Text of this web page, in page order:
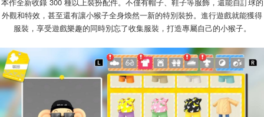
外觀和特效，甚至還有讓小猴子全身煥然一新的特別裝扮。進行遊戲就能獲得
服裝，享受遊戲樂趣的同時別忘了收集服裝，打造專屬自己的小猴子。